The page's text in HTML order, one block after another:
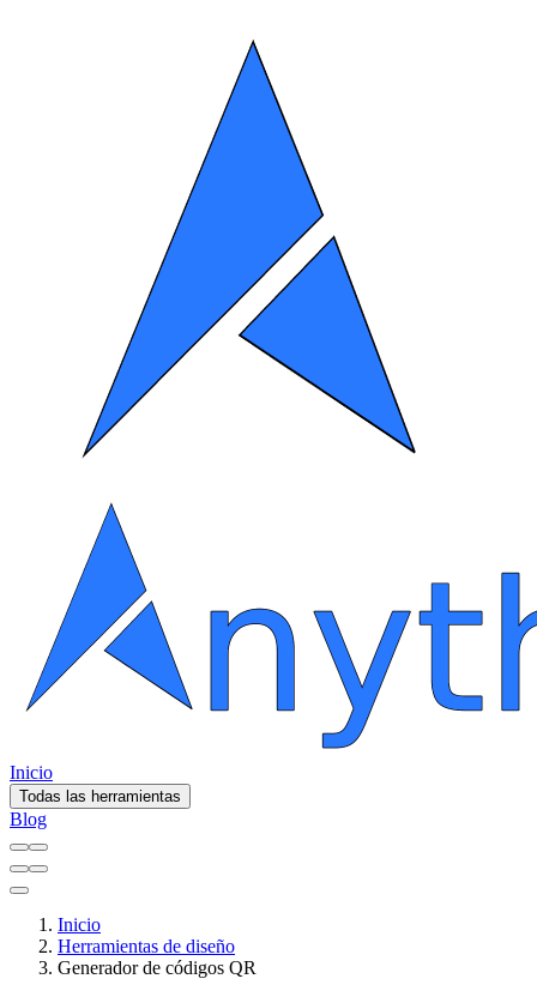
Inicio
Todas las herramientas
Blog
Inicio
Herramientas de diseño
Generador de códigos QR